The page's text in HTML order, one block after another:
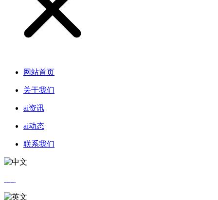
网站首页
关于我们
ai资讯
ai动态
联系我们